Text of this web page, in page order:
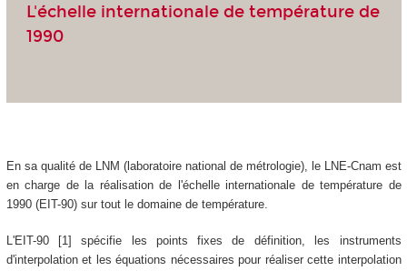
L'échelle internationale de température de
1990
En sa qualité de LNM (laboratoire national de métrologie), le LNE-Cnam est
en charge de la réalisation de l'échelle internationale de température de
1990 (EIT-90) sur tout le domaine de température.
L'EIT-90 [1] spécifie les points fixes de définition, les instruments
d'interpolation et les équations nécessaires pour réaliser cette interpolation